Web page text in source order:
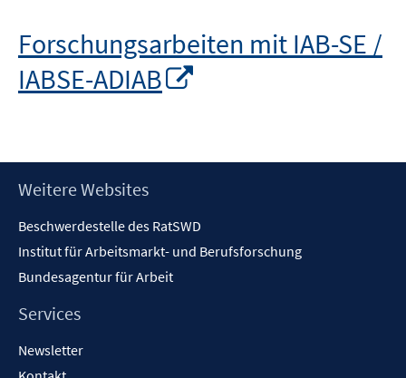
Forschungsarbeiten mit IAB-SE /
IABSE-ADIAB
Footer
Weitere Websites
Beschwerdestelle des RatSWD
Institut für Arbeitsmarkt- und Berufsforschung
Bundesagentur für Arbeit
Services
Newsletter